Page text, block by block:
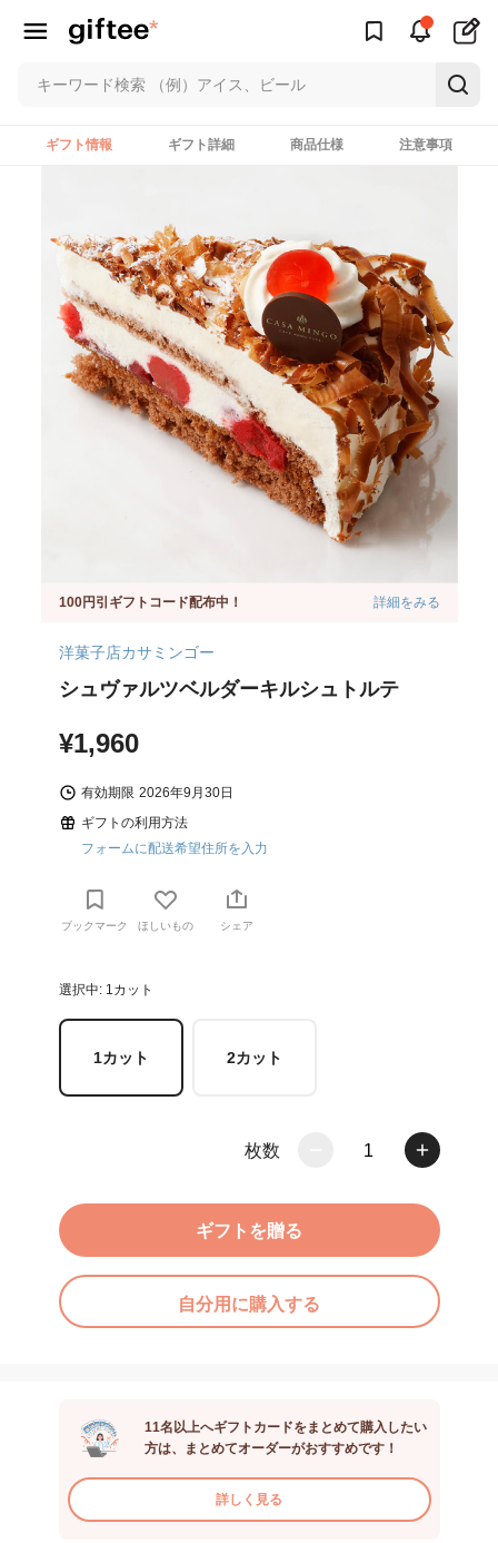
ギフト情報 ギフト詳細 商品仕様 注意事項
100円引ギフトコード配布中！ 詳細をみる
洋菓子店カサミンゴー
シュヴァルツベルダーキルシュトルテ
¥1,960
有効期限 2026年9月30日
ギフトの利用方法
フォームに配送希望住所を入力
ブックマーク ほしいもの シェア
選択中: 1カット
1カット 2カット
枚数 1
ギフトを贈る
自分用に購入する
11名以上へギフトカードをまとめて購入したい
方は、まとめてオーダーがおすすめです！
詳しく見る